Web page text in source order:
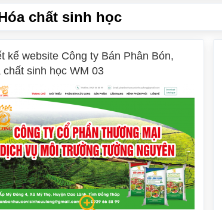
chất sinh học
kế website Công ty Bán Phân Bón,
chất sinh học WM 03